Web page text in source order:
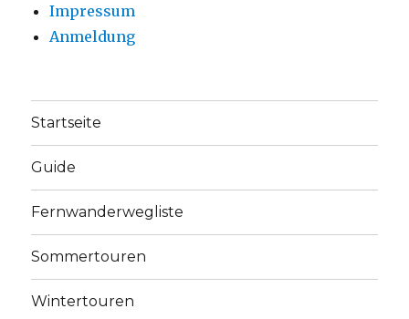
Impressum
Anmeldung
Startseite
Guide
Fernwanderwegliste
Sommertouren
Wintertouren